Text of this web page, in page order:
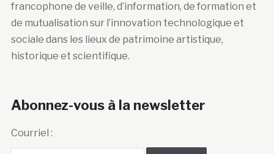
francophone de veille, d’information, de formation et
de mutualisation sur l’innovation technologique et
sociale dans les lieux de patrimoine artistique,
historique et scientifique.
Abonnez-vous à la newsletter
Courriel :